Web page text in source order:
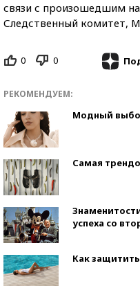
связи с произошедшим
Следственный комитет,
0 0
РЕКОМЕНДУЕМ:
Модный
Самая
успеха со
Как